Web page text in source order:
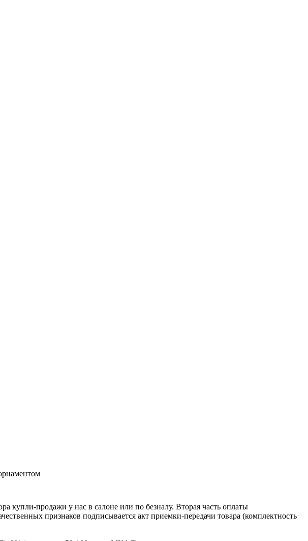
купли-продажи у нас в салоне или по безналу. Вторая часть оплаты
признаков подписывается акт приемки-передачи товара (комплектность